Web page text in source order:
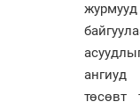
ангиуд
төсөвт